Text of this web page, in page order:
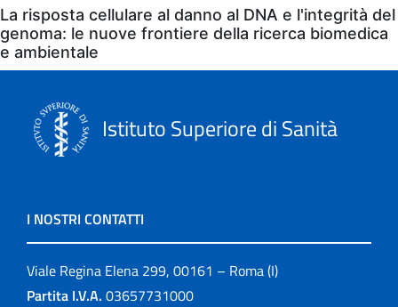
Eventi
La risposta cellulare al danno al DNA e l'integrità del
genoma: le nuove frontiere della ricerca biomedica
e ambientale
Istituto Superiore di Sanità
I NOSTRI CONTATTI
Viale Regina Elena 299, 00161 – Roma (I)
Partita I.V.A. 03657731000